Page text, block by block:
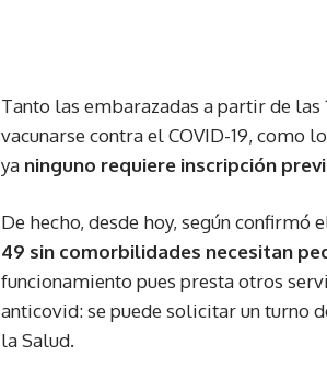
Tanto las embarazadas a partir de las
vacunarse contra el COVID-19, como
ya ninguno requiere inscripción
De hecho, desde hoy, según
49 sin comorbilidades necesitan
funcionamiento pues presta otros
anticovid: se puede solicitar un turno
la Salud.